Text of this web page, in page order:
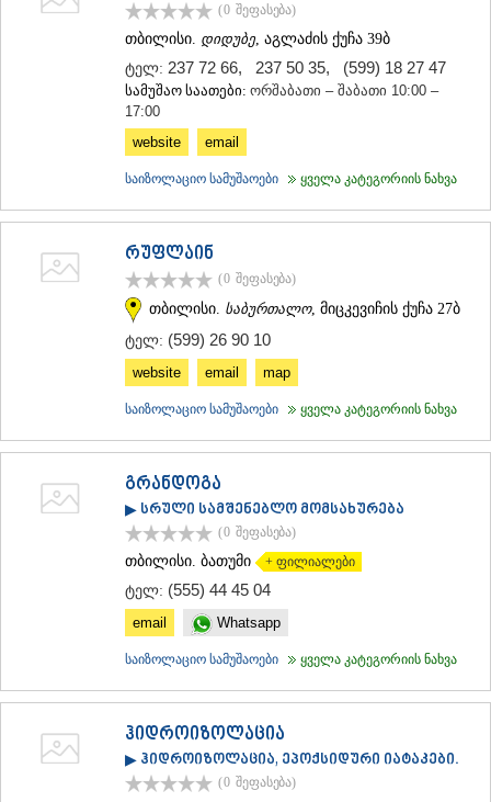
(0 შეფასება)
თბილისი. დიდუბე , აგლაძის ქუჩა 39ბ
ტელ: 237 72 66, 237 50 35, (599) 18 27 47
სამუშაო საათები: ორშაბათი – შაბათი 10:00 –
17:00
website
email
საიზოლაციო სამუშაოები ყველა კატეგორიის ნახვა
რუფლაინ
(0 შეფასება)
თბილისი. საბურთალო, მიცკევიჩის ქუჩა 27ბ
ტელ: (599) 26 90 10
website email map
საიზოლაციო სამუშაოები ყველა კატეგორიის ნახვა
გრანდოგა
▶ სრული სამშენებლო მომსახურება
(0 შეფასება)
თბილისი. ბათუმი + ფილიალები
ტელ: (555) 44 45 04
email Whatsapp
საიზოლაციო სამუშაოები ყველა კატეგორიის ნახვა
ჰიდროიზოლაცია
▶ ჰიდროიზოლაცია, ეპოქსიდური იატაკები.
(0 შეფასება)